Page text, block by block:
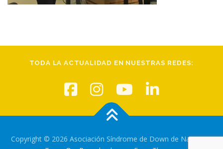
TODA LA ACTUALIDAD EN NUESTRAS REDES:
Copyright © 2026 Asociación Síndrome de Down de Navarra–